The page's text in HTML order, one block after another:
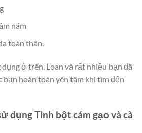
nám
toàn thân.
ở trên, Loan và rất nhiều bạn đã
bạn hoàn toàn yên tâm khi tìm đến
dụng Tinh bột cám gạo và cà